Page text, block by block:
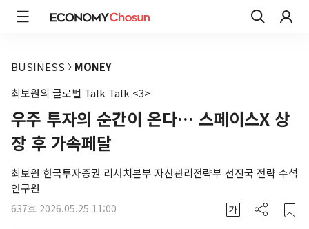
BUSINESS
MONEY
최보원의 글로벌 Talk Talk <3>
우주 투자의 순간이 온다… 스페이스X 상
장 후 가속페달
최보원 한국투자증권 리서치본부 자산관리전략부 선진국 전략 수석
연구원
637호 2026.05.25 11:00